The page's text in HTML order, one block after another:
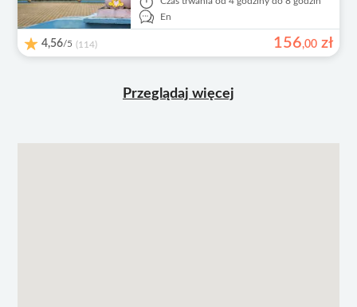
En
4,56/5 (114) 156,00 zł
Przeglądaj więcej